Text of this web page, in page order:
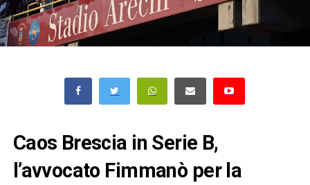
Caos Brescia in Serie B,
l’avvocato Fimmanò per la